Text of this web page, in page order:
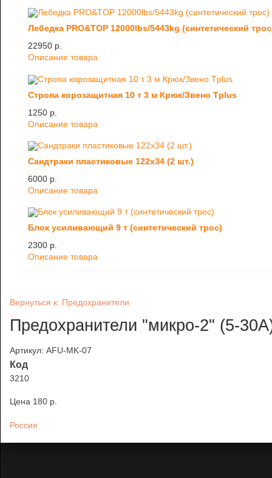
Лебедка PRO&TOP 12000lbs/5443kg (синтетический
22950 p.
Описание товара
Стропа корозащитная 10 т 3 м Крюк/Звено Tplus
1250 p.
Описание товара
Сандтраки пластиковые 122х34 (2 шт.)
6000 p.
Описание товара
Блок усиливающий 9 т (синтетический трос)
2300 p.
Описание товара
Вернуться к: Предохранители
Предохранители "микро-2" (5-
Артикул: AFU-MK-07
Код
3210
Цена 180 p.
Россия